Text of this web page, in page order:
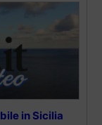
in Sicilia